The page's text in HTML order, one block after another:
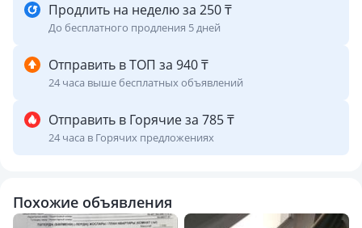
Продлить на неделю за 250 ₸
До бесплатного продления 5 дней
Отправить в ТОП за 940 ₸
24 часа выше бесплатных объявлений
Отправить в Горячие за 785 ₸
24 часа в Горячих предложениях
Похожие объявления